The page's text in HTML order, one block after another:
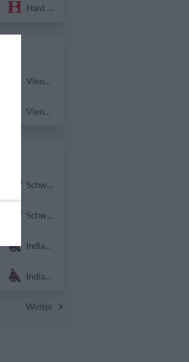
Hard Bulls U16
Vienna Metrostars
Vienna Metrostars
Schwaz Tigers
Schwaz Tigers
Indians Kids U10
Indians Kids U10
Weiter